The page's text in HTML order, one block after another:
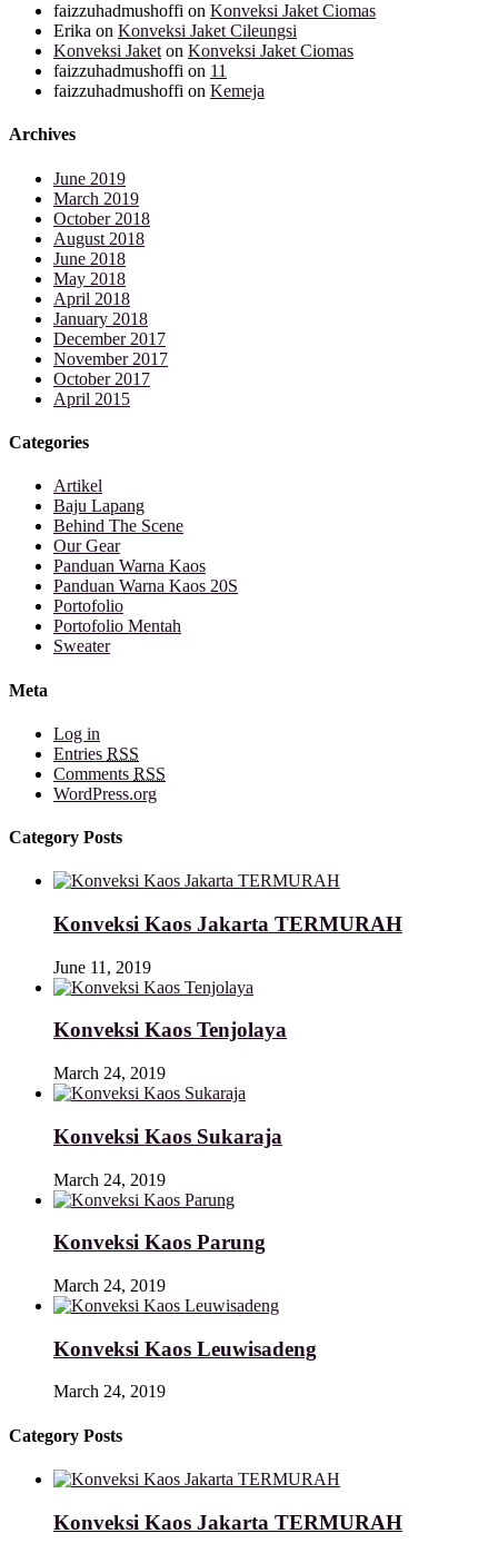
faizzuhadmushoffi on Konveksi Jaket Ciomas
Erika on Konveksi Jaket Cileungsi
Konveksi Jaket on Konveksi Jaket Ciomas
faizzuhadmushoffi on 11
faizzuhadmushoffi on Kemeja
Archives
June 2019
March 2019
October 2018
August 2018
June 2018
May 2018
April 2018
January 2018
December 2017
November 2017
October 2017
April 2015
Categories
Artikel
Baju Lapang
Behind The Scene
Our Gear
Panduan Warna Kaos
Panduan Warna Kaos 20S
Portofolio
Portofolio Mentah
Sweater
Meta
Log in
Entries RSS
Comments RSS
WordPress.org
Category Posts
Konveksi Kaos Jakarta TERMURAH
June 11, 2019
Konveksi Kaos Tenjolaya
March 24, 2019
Konveksi Kaos Sukaraja
March 24, 2019
Konveksi Kaos Parung
March 24, 2019
Konveksi Kaos Leuwisadeng
March 24, 2019
Category Posts
Konveksi Kaos Jakarta TERMURAH